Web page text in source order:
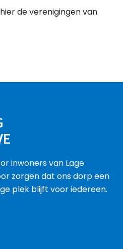
de verenigingen van
inwoners van Lage
zorgen dat ons dorp een
plek blijft voor iedereen.